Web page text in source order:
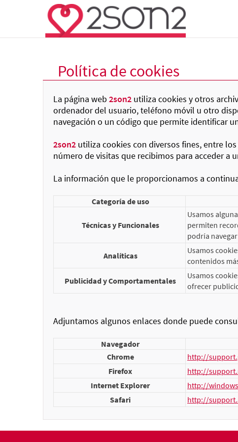
Política de cookies
La página web2son2 utiliza cookies y otros
ordenador del usuario, teléfono móvil u otro
navegación o un código que permite identificar
2son2 utiliza cookies con diversos fines, entre
número de visitas que recibimos para acceder a
La información que le proporcionamos a
Categoría de uso
Técnicas y Funcionales
Usamos
permiten
podría
Analíticas
Usamos
contenidos
Publicidad y Comportamentales
Usamos
ofrecer
Adjuntamos algunos enlaces donde puede
Navegador
Chrome
http://
Firefox
http://
Internet Explorer
http://
Safari
http://